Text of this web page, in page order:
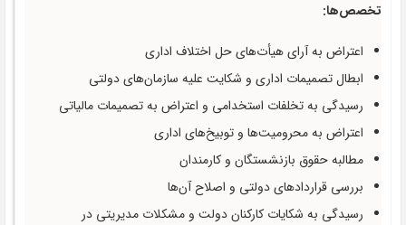
تخصص‌ها:
اعتراض به آرای هیأت‌های حل اختلاف اداری
ابطال تصمیمات اداری و شکایت علیه سازمان‌های دولتی
رسیدگی به تخلفات استخدامی و اعتراض به تصمیمات مالیاتی
اعتراض به محرومیت‌ها و توبیخ‌های اداری
مطالبه حقوق بازنشستگان و کارمندان
بررسی قراردادهای دولتی و اصلاح آن‌ها
رسیدگی به شکایات کارکنان دولت و مشکلات مدیریتی در